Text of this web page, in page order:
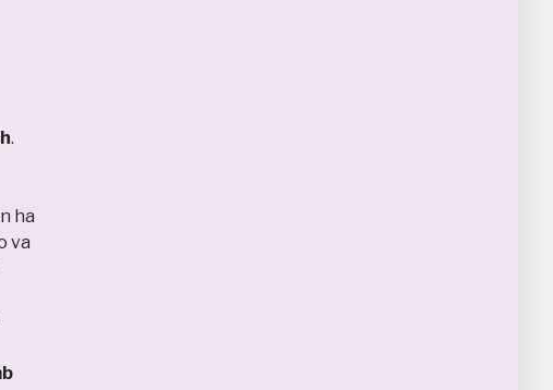
.
ha
va